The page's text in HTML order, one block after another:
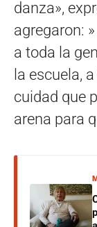
danza»,
agregaron:
a toda la
la escuela,
cuidad que
arena para